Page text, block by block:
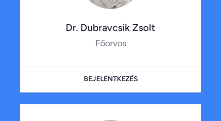
Dr. Dubravcsik Zsolt
Főorvos
BEJELENTKEZÉS